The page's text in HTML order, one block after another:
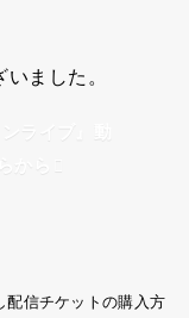
ました。
ライブ』動
から
配信チケットの購入方